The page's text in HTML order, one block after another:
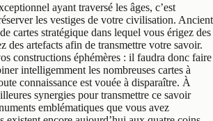
ayant traversé les âges, c’est
les vestiges de votre civilisation. Ancient
cartes stratégique dans lequel vous érigez des
des artefacts afin de transmettre votre savoir.
constructions éphémères : il faudra donc faire
intelligemment les nombreuses cartes à
connaissance est vouée à disparaître. À
synergies pour transmettre ce savoir
emblématiques que vous avez